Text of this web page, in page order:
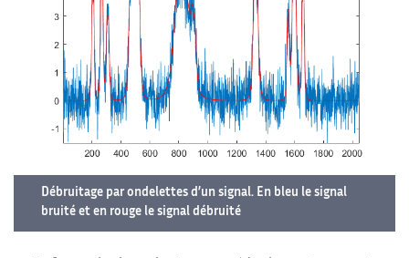
Débruitage par ondelettes d’un signal. En bleu le signal
bruité et en rouge le signal débruité